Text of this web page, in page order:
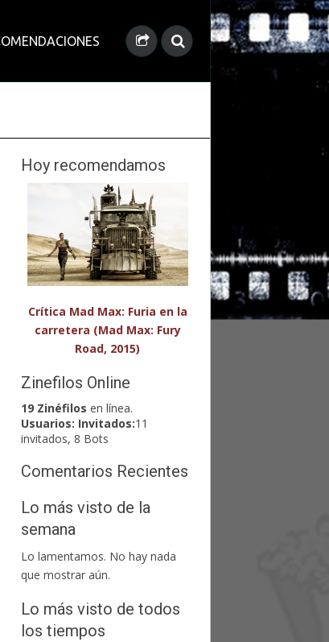
Hoy recomendamos
Crítica Mad Max: Furia en la
carretera (Mad Max: Fury
Road, 2015)
Zinefilos Online
19 Zinéfilos en línea.
Usuarios: Invitados:11
invitados, 8 Bots
Comentarios Recientes
Lo más visto de la
semana
Lo lamentamos. No hay nada
que mostrar aún.
Lo más visto de todos
los tiempos